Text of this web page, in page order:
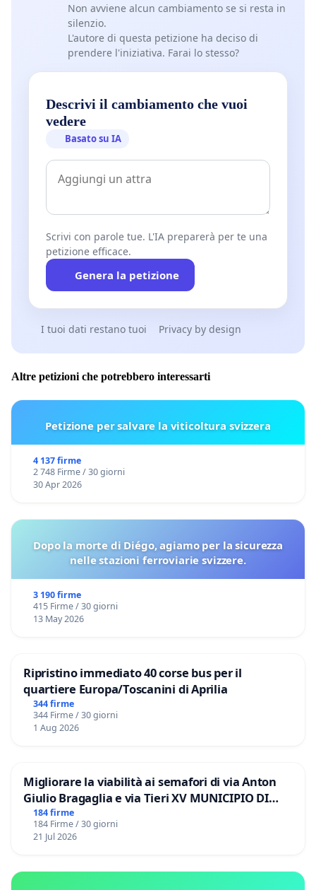
Non avviene alcun cambiamento se si resta in
silenzio.
L'autore di questa petizione ha deciso di
prendere l'iniziativa. Farai lo stesso?
Descrivi il cambiamento che vuoi
vedere
Basato su IA
Scrivi con parole tue. L'IA preparerà per te una
petizione efficace.
Genera la petizione
I tuoi dati restano tuoi Privacy by design
Altre petizioni che potrebbero interessarti
Petizione per salvare la viticoltura svizzera
4 137 firme
2 748 Firme / 30 giorni
30 Apr 2026
Dopo la morte di Diégo, agiamo per la sicurezza
nelle stazioni ferroviarie svizzere.
3 190 firme
415 Firme / 30 giorni
13 May 2026
Ripristino immediato 40 corse bus per il
quartiere Europa/Toscanini di Aprilia
344 firme
344 Firme / 30 giorni
1 Aug 2026
Migliorare la viabilità ai semafori di via Anton
Giulio Bragaglia e via Tieri XV MUNICIPIO DI
ROMA
184 firme
184 Firme / 30 giorni
21 Jul 2026